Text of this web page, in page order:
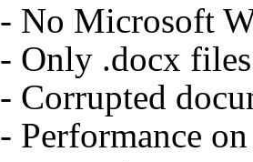
- No Microsoft
- Only .docx
- Corrupted
- Performance